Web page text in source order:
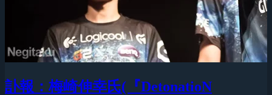
訃報：梅崎伸幸氏(『DetonatioN